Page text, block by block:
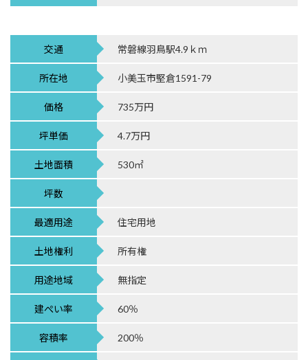
交通 常磐線羽鳥駅4.9ｋｍ
所在地 小美玉市堅倉1591-79
価格 735万円
坪単価 4.7万円
土地面積 530㎡
坪数
最適用途 住宅用地
土地権利 所有権
用途地域 無指定
建ぺい率 60％
容積率 200％